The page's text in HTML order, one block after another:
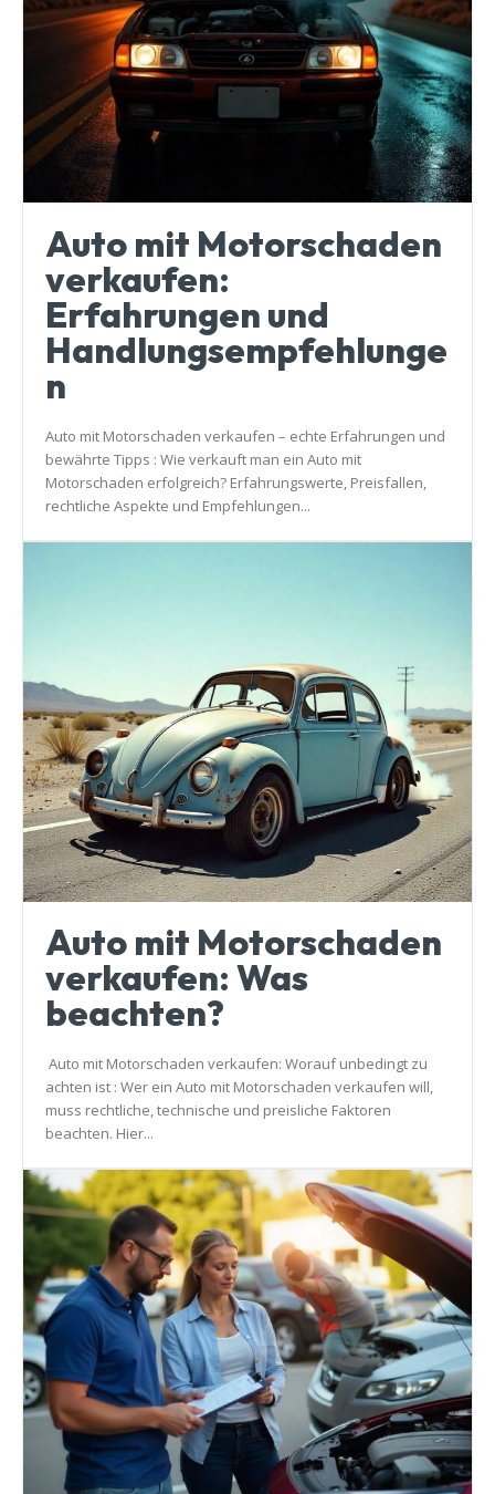
Auto mit Motorschaden
verkaufen:
Erfahrungen und
Handlungsempfehlunge
n
Auto mit Motorschaden verkaufen – echte Erfahrungen und
bewährte Tipps : Wie verkauft man ein Auto mit
Motorschaden erfolgreich? Erfahrungswerte, Preisfallen,
rechtliche Aspekte und Empfehlungen...
Auto mit Motorschaden
verkaufen: Was
beachten?
Auto mit Motorschaden verkaufen: Worauf unbedingt zu
achten ist : Wer ein Auto mit Motorschaden verkaufen will,
muss rechtliche, technische und preisliche Faktoren
beachten. Hier...